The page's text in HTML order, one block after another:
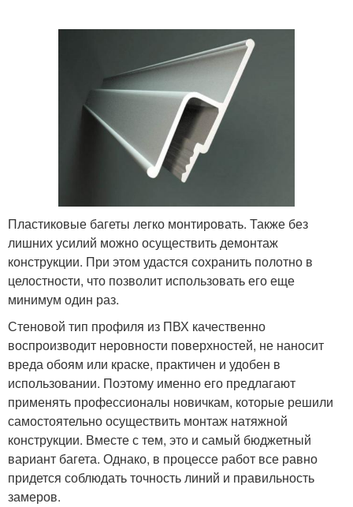
Пластиковые багеты легко монтировать. Также без
лишних усилий можно осуществить демонтаж
конструкции. При этом удастся сохранить полотно в
целостности, что позволит использовать его еще
минимум один раз.
Стеновой тип профиля из ПВХ качественно
воспроизводит неровности поверхностей, не наносит
вреда обоям или краске, практичен и удобен в
использовании. Поэтому именно его предлагают
применять профессионалы новичкам, которые решили
самостоятельно осуществить монтаж натяжной
конструкции. Вместе с тем, это и самый бюджетный
вариант багета. Однако, в процессе работ все равно
придется соблюдать точность линий и правильность
замеров.